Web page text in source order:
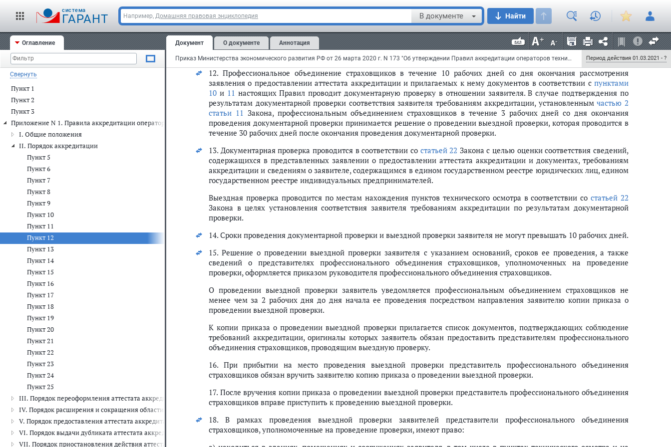
cистема
ГАРАНТ Например, Домашняя правовая энциклопедия В документе Найти
Оглавление
Свернуть
Пункт 1
Пункт 2
Пункт 3
Приложение N 1. Правила аккредитации операторов технического осмотра
I. Общие положения
II. Порядок аккредитации
Пункт 5
Пункт 6
Пункт 7
Пункт 8
Пункт 9
Пункт 10
Пункт 11
Пункт 12
Пункт 13
Пункт 14
Пункт 15
Пункт 16
Пункт 17
Пункт 18
Пункт 19
Пункт 20
Пункт 21
Пункт 22
Пункт 23
Пункт 24
Пункт 25
III. Порядок переоформления аттестата аккредитации
IV. Порядок расширения и сокращения области аккредитации
V. Порядок предоставления аттестата аккредитации
VI. Порядок выдачи дубликата аттестата аккредитации
VII. Порядок приостановления действия аттестата аккредитации и аннулирования аттестата аккредитации
Документ О документе Аннотация
Приказ Министерства экономического развития РФ от 26 марта 2020 г. N 173 "Об утверждении Правил аккредитации операторов технического осмотра, Порядка прохождения операторами технического осмотра процедуры подтверждения соответствия требованиям аккредитации в сфере технического осмотра" Период действия 01.03.2021 - ?
указанием нарушений и представления заявления о предоставлении аттестата аккредитации повторно. Копия
указанного уведомления направляется в форме электронного документа на адрес электронной почты заявителя.
В случае неустранения заявителем недостатков в месячный срок со дня получения уведомления профессиональное
объединение страховщиков возвращает заявление о предоставлении аттестата аккредитации и прилагаемые к нему
документы заявителю без рассмотрения по существу.
12. Профессиональное объединение страховщиков в течение 10 рабочих дней со дня окончания рассмотрения
заявления о предоставлении аттестата аккредитации и прилагаемых к нему документов в соответствии с пунктами
10 и 11 настоящих Правил проводит документарную проверку в отношении заявителя. В случае подтверждения по
результатам документарной проверки соответствия заявителя требованиям аккредитации, установленнымчастью 2
статьи 11 Закона, профессиональным объединением страховщиков в течение 3 рабочих дней со дня окончания
проведения документарной проверки принимается решение о проведении выездной проверки, которая проводится в
течение 30 рабочих дней после окончания проведения документарной проверки.
13. Документарная проверка проводится в соответствии со статьей 22 Закона с целью оценки соответствия сведений,
содержащихся в представленных заявлении о предоставлении аттестата аккредитации и документах, требованиям
аккредитации и сведениям о заявителе, содержащимся в едином государственном реестре юридических лиц, едином
государственном реестре индивидуальных предпринимателей.
Выездная проверка проводится по местам нахождения пунктов технического осмотра в соответствии состатьей 22
Закона в целях установления соответствия заявителя требованиям аккредитации по результатам документарной
проверки.
14. Сроки проведения документарной проверки и выездной проверки заявителя не могут превышать 10 рабочих дней.
15. Решение о проведении выездной проверки заявителя с указанием оснований, сроков ее проведения, а также
сведений о представителях профессионального объединения страховщиков, уполномоченных на проведение
проверки, оформляется приказом руководителя профессионального объединения страховщиков.
О проведении выездной проверки заявитель уведомляется профессиональным объединением страховщиков не
менее чем за 2 рабочих дня до дня начала ее проведения посредством направления заявителю копии приказа о
проведении выездной проверки.
К копии приказа о проведении выездной проверки прилагается список документов, подтверждающих соблюдение
требований аккредитации, оригиналы которых заявитель обязан предоставить представителям профессионального
объединения страховщиков, проводящим выездную проверку.
16. При прибытии на место проведения выездной проверки представитель профессионального объединения
страховщиков обязан вручить заявителю копию приказа о проведении выездной проверки.
17. После вручения копии приказа о проведении выездной проверки представитель профессионального объединения
страховщиков вправе приступить к проведению выездной проверки.
18. В рамках проведения выездной проверки заявителей представители профессионального объединения
страховщиков, уполномоченные на проведение проверки, имеют право: